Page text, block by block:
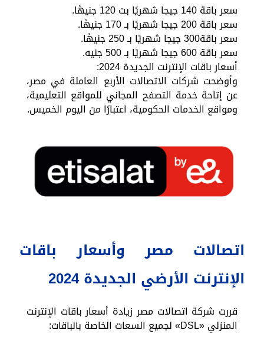
سعر باقة 140 جيجا شهريًا بت 120 جنيهًا.
سعر باقة 200 جيجا شهريًا بـ 170 جنيهًا.
سعر باقة300 جيجا شهريًا بـ 250 جنيهًا.
سعر باقة 600 جيجا شهريًا بـ 500 جنيه.
أسعار باقات الإنترنت الجديدة 2024:
وأوضحت شركات الاتصالات الأربع العاملة في مصر،
عن إتاحة خدمة التصفح المجاني للمواقع التعليمية،
ومواقع الخدمات الحكومية، اعتبارًا من اليوم الخميس.
اتصالات مصر وأسعار باقات
الإنترنت الأرضي الجديدة 2024
قررت شركة اتصالات مصر زيادة أسعار باقات الإنترنت
المنزلي «DSL» لجميع السعات الخاصة بالباقات: